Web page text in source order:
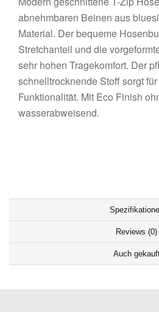
abnehmbaren Beinen aus
Material. Der bequeme
Stretchanteil und die
sehr hohen Tragekomfort. Der
schnelltrocknende Stoff sorgt
Funktionalität. Mit Eco Finish
wasserabweisend.
Reviews (0)
Auch